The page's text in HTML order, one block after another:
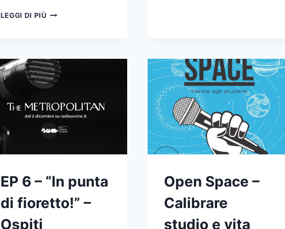
LEGGI DI PIÙ OPEN
CHE
DEVI
SAPERE
(O
FORSE
NO)
EP 6 – “In punta
di fioretto!” –
Ospiti
Open Space –
Calibrare
studio e vita